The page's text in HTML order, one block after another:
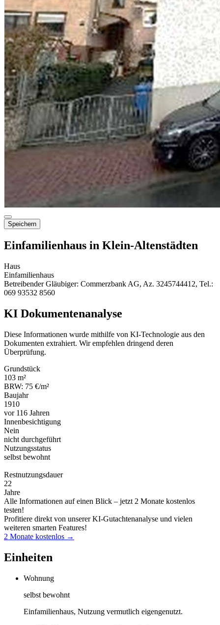
Speichern
Einfamilienhaus in Klein-Altenstädten
Haus
Einfamilienhaus
Betreibender Gläubiger: Commerzbank AG, Az. 3245744412, Tel.:
069 93532 8560
KI Dokumentenanalyse
Diese Informationen wurde mithilfe von KI-Technologie aus den
Dokumenten extrahiert. Wir empfehlen dringend deren
Überprüfung.
Grundstück
103 m²
BRW: 75 €/m²
Baujahr
1910
vor 116 Jahren
Innenbesichtigung
Nein
nicht durchgeführt
Nutzungsstatus
selbst bewohnt
Restnutzungsdauer
22
Jahre
Alle Informationen auf einen Blick – jetzt 2 Monate kostenlos
testen!
Profitiere direkt von unserer KI-Gutachtenanalyse und vielen
weiteren smarten Features!
2 Monate kostenlos →
Einheiten
Wohnung
selbst bewohnt
Einfamilienhaus, Nutzung vermutlich eigengenutzt.